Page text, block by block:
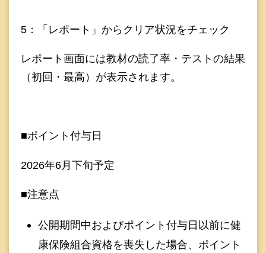
5：「レポート」からクリア状況をチェック
レポート画面には教材の読了率・テストの結果
（初回・最高）が表示されます。
■ポイント付与日
2026年6月下旬予定
■注意点
公開期間中およびポイント付与日以前に健
康保険組合資格を喪失した場合、ポイント